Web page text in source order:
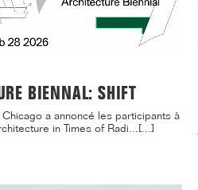
BIENNAL: SHIFT
a annoncé les participants à
in Times of Radi...[...]